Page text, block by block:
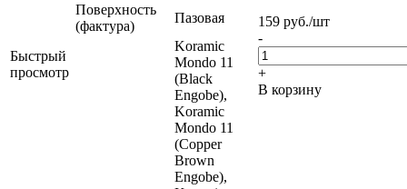
Быстрый
просмотр
Поверхность
(фактура)
Пазовая
Koramic
Mondo 11
(Black
Engobe),
Koramic
Mondo 11
(Copper
Brown
Engobe),
159 руб./шт
-
+
В корзину